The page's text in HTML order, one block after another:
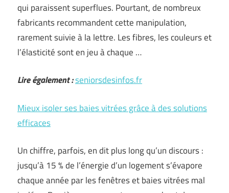
qui paraissent superflues. Pourtant, de nombreux
fabricants recommandent cette manipulation,
rarement suivie à la lettre. Les fibres, les couleurs et
l’élasticité sont en jeu à chaque …
Lire également :seniorsdesinfos.fr
Mieux isoler ses baies vitrées grâce à des solutions
efficaces
Un chiffre, parfois, en dit plus long qu’un discours :
jusqu’à 15 % de l’énergie d’un logement s’évapore
chaque année par les fenêtres et baies vitrées mal